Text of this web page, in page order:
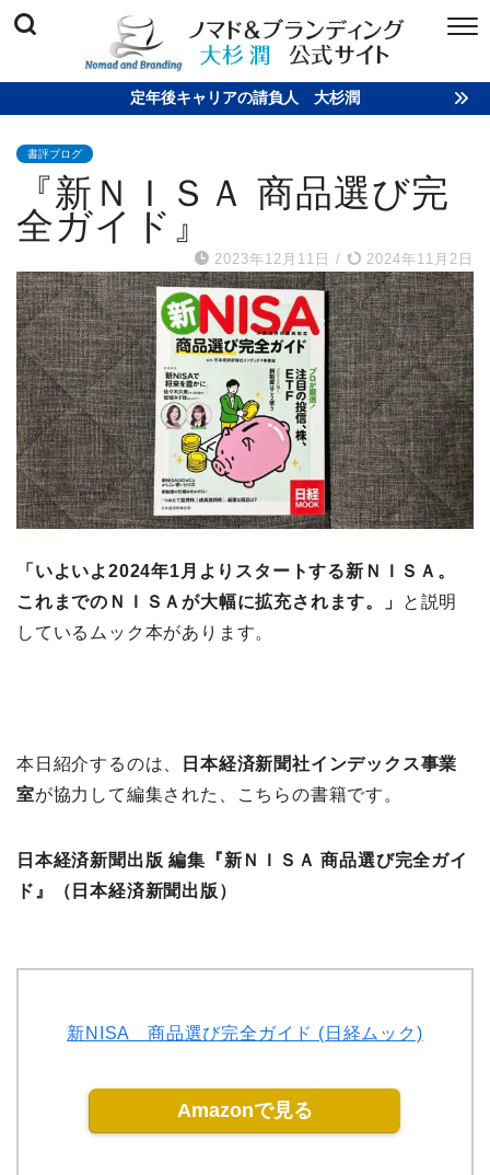
定年後キャリアの請負人 大杉潤
書評ブログ
『新ＮＩＳＡ 商品選び完
全ガイド』
2023年12月11日 / 2024年11月2日
「いよいよ2024年1月よりスタートする新ＮＩＳＡ。
これまでのＮＩＳＡが大幅に拡充されます。」
と説明
しているムック本があります。
本日紹介するのは、
日本経済新聞社インデックス事業
室が協力して編集された、こちらの書籍です。
日本経済新聞出版 編集『新ＮＩＳＡ 商品選び完全ガイ
ド』（日本経済新聞出版）
新NISA 商品選び完全ガイド (日経ムック)
Amazonで見る